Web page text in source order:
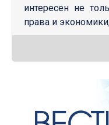
интересен не
права и